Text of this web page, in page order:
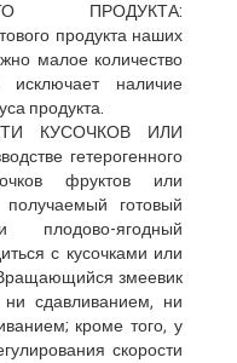
ПРОДУКТА:
продукта наших
малое количество
исключает наличие
продукта.
КУСОЧКОВ ИЛИ
гетерогенного
фруктов или
готовый
ягодный
с кусочками или
змеевик
ни сдавливанием, ни
кроме того, у
скорости